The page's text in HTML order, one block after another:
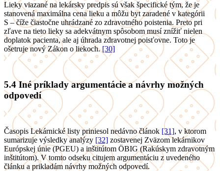
Lieky viazané na lekársky predpis sú však špecifické tým, že je
stanovená maximálna cena lieku a môžu byt zaradené v kategórii
S – číže čiastočne uhrádzané zo zdravotného poistenia. Preto pri
zľave na tieto lieky sa adekvátnym spôsobom musí znížiť nielen
doplatok pacienta, ale aj úhrada zdravotnej poisťovne. Toto je
ošetruje nový Zákon o liekoch.[30]
5.4 Iné príklady argumentácie a návrhy možných
odpovedí
Časopis Lekárnické listy priniesol nedávno článok [31], v ktorom
sumarizuje výsledky analýzy [32] zostavenej Zväzom lekárnikov
Európskej únie (PGEU) a inštitútom ÖBIG (Rakúskym zdravotným
inštitútom). V tomto odseku citujem argumentáciu z uvedeného
článku a prikladám návrhy možných odpovedí.